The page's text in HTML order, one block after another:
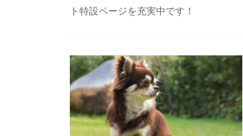
ト特設ページを充実中です！